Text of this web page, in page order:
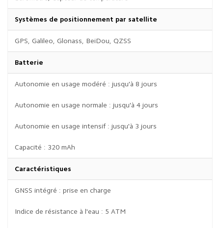
Systèmes de positionnement par satellite
GPS, Galileo, Glonass, BeiDou, QZSS
Batterie
Autonomie en usage modéré : jusqu'à 8 jours
Autonomie en usage normale : jusqu'à 4 jours
Autonomie en usage intensif : jusqu'à 3 jours
Capacité : 320 mAh
Caractéristiques
GNSS intégré : prise en charge
Indice de résistance à l'eau : 5 ATM